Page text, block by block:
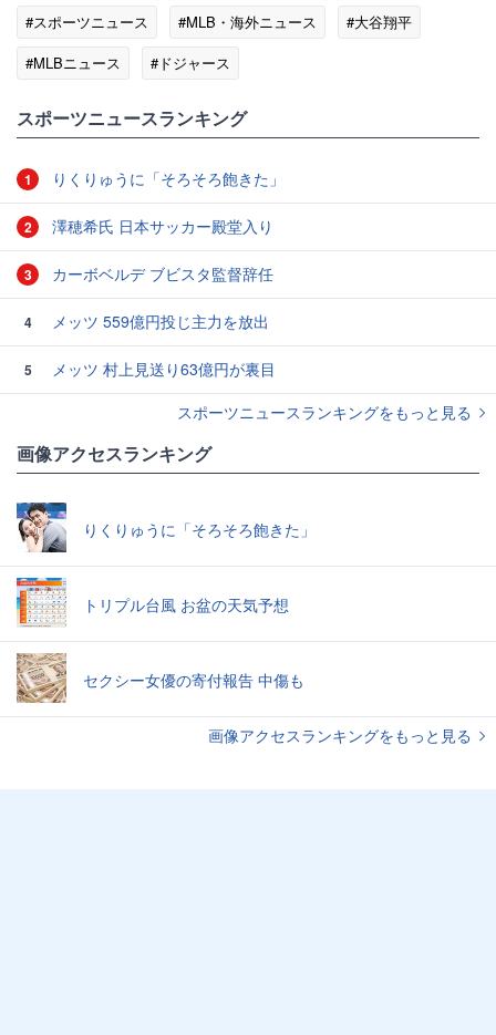
#スポーツニュース #MLB・海外ニュース
#大谷翔平
#MLBニュース
#ドジャース
スポーツニュースランキング
1 りくりゅうに「そろそろ飽きた」
2 澤穂希氏 日本サッカー殿堂入り
3 カーボベルデ ブビスタ監督辞任
4 メッツ 559億円投じ主力を放出
5
メッツ 村上見送り63億円が裏目
スポーツニュースランキングをもっと見る
画像アクセスランキング
りくりゅうに「そろそろ飽きた」
トリプル台風 お盆の天気予想
セクシー女優の寄付報告 中傷も
画像アクセスランキングをもっと見る